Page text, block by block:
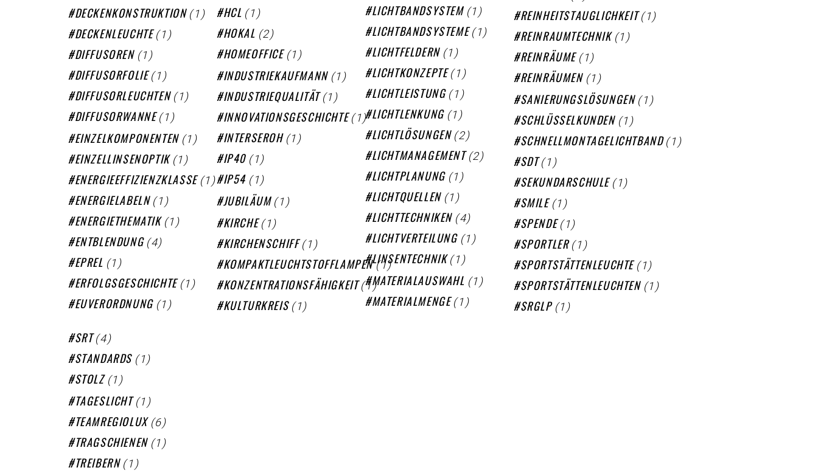
DECKENKONSTRUKTION (1)
DECKENLEUCHTE (1)
DIFFUSOREN (1)
DIFFUSORFOLIE (1)
DIFFUSORLEUCHTEN (1)
DIFFUSORWANNE (1)
EINZELKOMPONENTEN (1)
EINZELLINSENOPTIK (1)
ENERGIEEFFIZIENZKLASSE (1)
ENERGIELABELN (1)
ENERGIETHEMATIK (1)
ENTBLENDUNG (4)
EPREL (1)
ERFOLGSGESCHICHTE (1)
EUVERORDNUNG (1)
HCL (1)
HOKAL (2)
HOMEOFFICE (1)
INDUSTRIEKAUFMANN (1)
INDUSTRIEQUALITÄT (1)
INNOVATIONSGESCHICHTE (1)
INTERSEROH (1)
IP40 (1)
IP54 (1)
JUBILÄUM (1)
KIRCHE (1)
KIRCHENSCHIFF (1)
KOMPAKTLEUCHTSTOFFLAMPEN (1)
KONZENTRATIONSFÄHIGKEIT (1)
KULTURKREIS (1)
LICHTBANDSYSTEM (1)
LICHTBANDSYSTEME (1)
LICHTFELDERN (1)
LICHTKONZEPTE (1)
LICHTLEISTUNG (1)
LICHTLENKUNG (1)
LICHTLÖSUNGEN (2)
LICHTMANAGEMENT (2)
LICHTPLANUNG (1)
LICHTQUELLEN (1)
LICHTTECHNIKEN (4)
LICHTVERTEILUNG (1)
LINSENTECHNIK (1)
MATERIALAUSWAHL (1)
MATERIALMENGE (1)
REINHEITSTAUGLICHKEIT (1)
REINRAUMTECHNIK (1)
REINRÄUME (1)
REINRÄUMEN (1)
SANIERUNGSLÖSUNGEN (1)
SCHLÜSSELKUNDEN (1)
SCHNELLMONTAGELICHTBAND (1)
SDT (1)
SEKUNDARSCHULE (1)
SMILE (1)
SPENDE (1)
SPORTLER (1)
SPORTSTÄTTENLEUCHTE (1)
SPORTSTÄTTENLEUCHTEN (1)
SRGLP (1)
SRT (4)
STANDARDS (1)
STOLZ (1)
TAGESLICHT (1)
TEAMREGIOLUX (6)
TRAGSCHIENEN (1)
TREIBERN (1)